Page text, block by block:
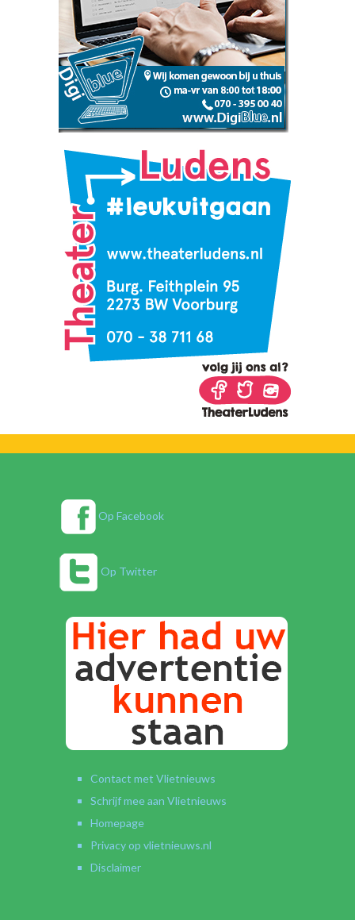
Op Facebook
Op Twitter
Contact met Vlietnieuws
Schrijf mee aan Vlietnieuws
Homepage
Privacy op vlietnieuws.nl
Disclaimer